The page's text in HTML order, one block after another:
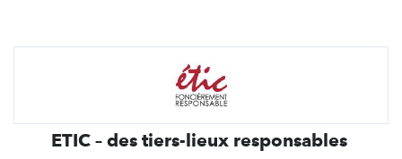
ETIC – des tiers-lieux responsables